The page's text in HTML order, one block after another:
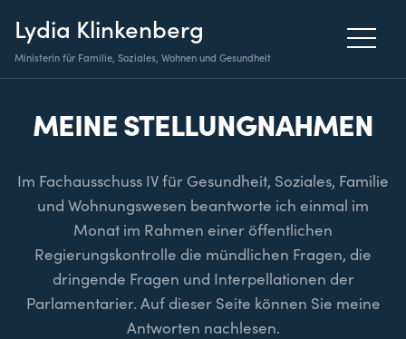
Lydia Klinkenberg
Ministerin für Familie, Soziales, Wohnen und Gesundheit
MEINE STELLUNGNAHMEN
Im Fachausschuss IV für Gesundheit, Soziales, Familie
und Wohnungswesen beantworte ich einmal im
Monat im Rahmen einer öffentlichen
Regierungskontrolle die mündlichen Fragen, die
dringende Fragen und Interpellationen der
Parlamentarier. Auf dieser Seite können Sie meine
Antworten nachlesen.